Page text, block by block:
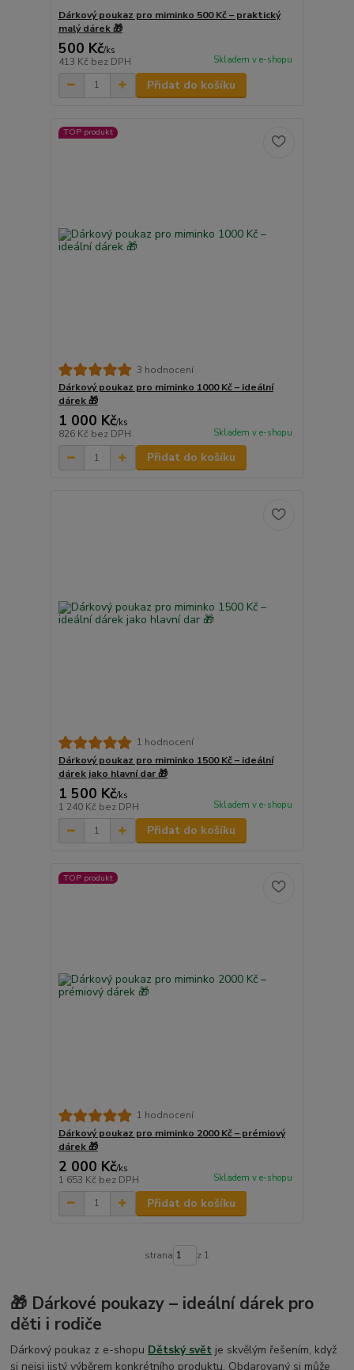
Dárkový poukaz pro miminko 500 Kč – praktický
malý dárek 🎁
500 Kč/ks
413 Kč bez DPH Skladem v e-shopu
Přidat do košíku
TOP produkt
3 hodnocení
Dárkový poukaz pro miminko 1000 Kč – ideální
dárek 🎁
1 000 Kč/ks
826 Kč bez DPH Skladem v e-shopu
Přidat do košíku
1 hodnocení
Dárkový poukaz pro miminko 1500 Kč – ideální
dárek jako hlavní dar 🎁
1 500 Kč/ks
1 240 Kč bez DPH Skladem v e-shopu
Přidat do košíku
TOP produkt
1 hodnocení
Dárkový poukaz pro miminko 2000 Kč – prémiový
dárek 🎁
2 000 Kč/ks
1 653 Kč bez DPH Skladem v e-shopu
Přidat do košíku
strana z 1
🎁 Dárkové poukazy – ideální dárek pro
děti i rodiče
Dárkový poukaz z e-shopu Dětský svět je skvělým řešením, když
si nejsi jistý výběrem konkrétního produktu. Obdarovaný si může